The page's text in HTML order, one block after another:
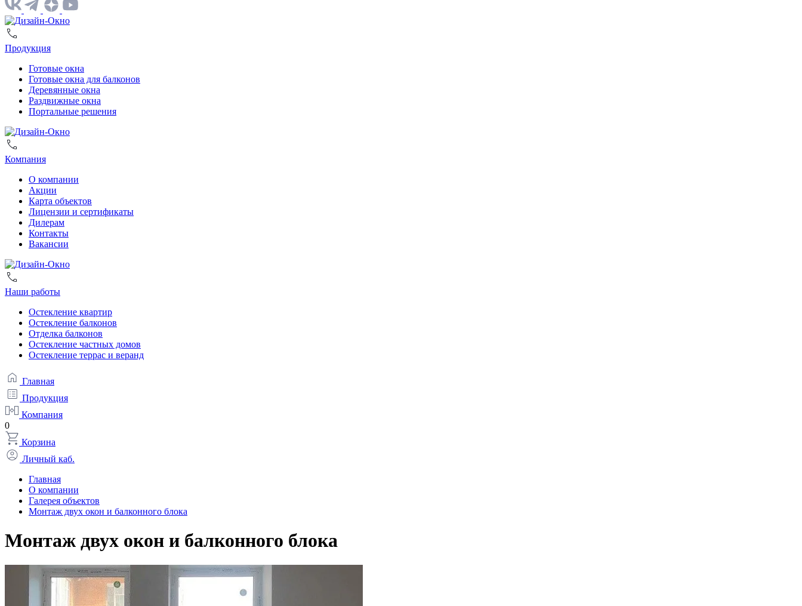
Продукция
Готовые окна
Готовые окна для балконов
Деревянные окна
Раздвижные окна
Портальные решения
Компания
О компании
Акции
Карта объектов
Лицензии и сертификаты
Дилерам
Контакты
Вакансии
Наши работы
Остекление квартир
Остекление балконов
Отделка балконов
Остекление частных домов
Остекление террас и веранд
Главная
Продукция
Компания
0
Корзина
Личный каб.
Главная
О компании
Галерея объектов
Монтаж двух окон и балконного блока
Монтаж двух окон и балконного блока